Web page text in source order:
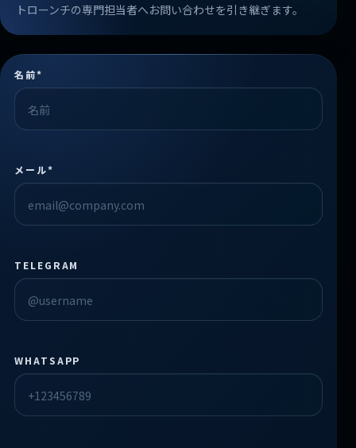
トローンチの専門担当者へお問い合わせを引き継ぎます。
名前*
メール*
TELEGRAM
WHATSAPP